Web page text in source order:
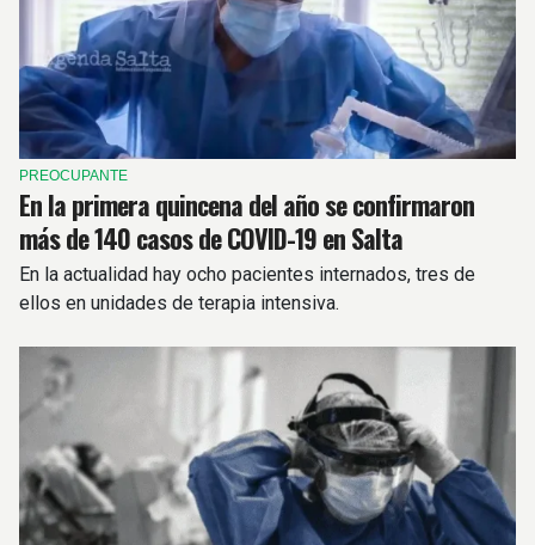
PREOCUPANTE
En la primera quincena del año se confirmaron
más de 140 casos de COVID-19 en Salta
En la actualidad hay ocho pacientes internados, tres de
ellos en unidades de terapia intensiva.